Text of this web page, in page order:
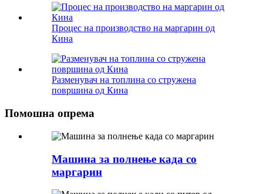
Процес на производство на маргарин од
Кина
Разменувач на топлина со стружена
површина од Кина
Помошна опрема
Машина за полнење када со
маргарин